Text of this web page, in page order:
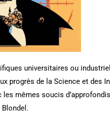
universitaires ou
progrès de la Science et des
mêmes soucis
Blondel.